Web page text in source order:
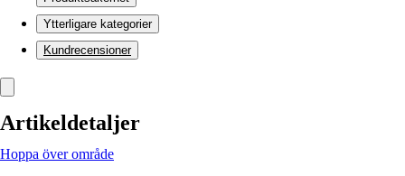
Ytterligare kategorier
Kundrecensioner
Artikeldetaljer
Hoppa över område